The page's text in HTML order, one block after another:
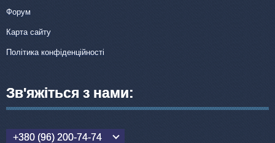
Форум
Карта сайту
Політика конфіденційності
Зв'яжіться з нами:
+380 (96) 200-74-74